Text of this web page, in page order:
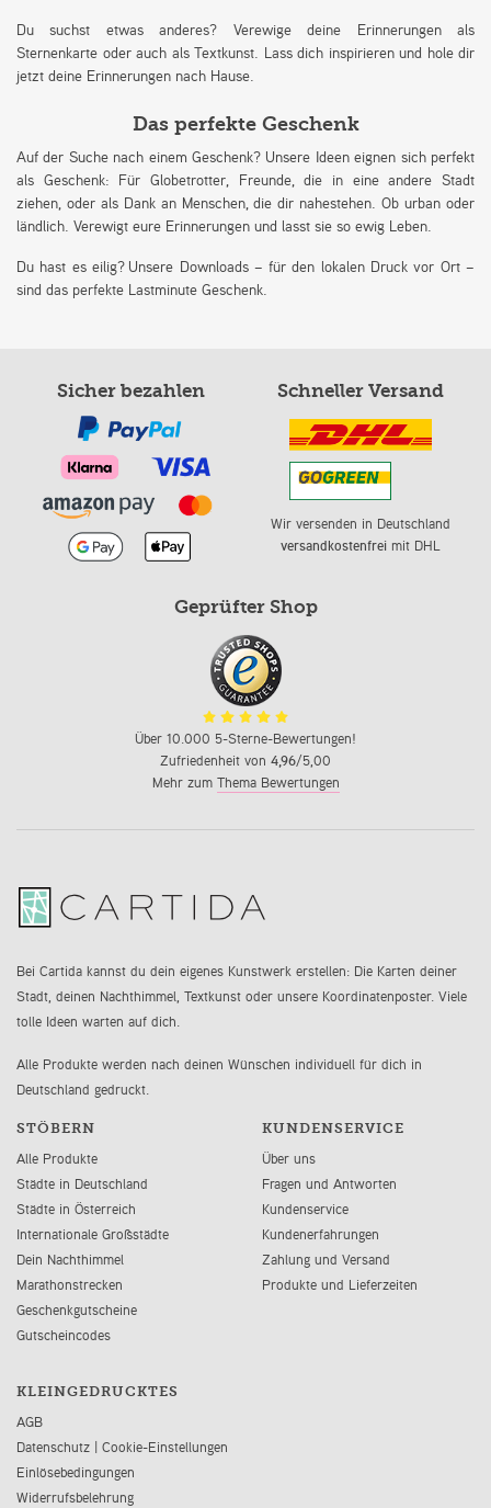
Du suchst etwas anderes? Verewige deine Erinnerungen als
Sternenkarte oder auch als Textkunst. Lass dich inspirieren und hole dir
jetzt deine Erinnerungen nach Hause.
Das perfekte Geschenk
Auf der Suche nach einem Geschenk? Unsere Ideen eignen sich perfekt
als Geschenk: Für Globetrotter, Freunde, die in eine andere Stadt
ziehen, oder als Dank an Menschen, die dir nahestehen. Ob urban oder
ländlich. Verewigt eure Erinnerungen und lasst sie so ewig Leben.
Du hast es eilig? Unsere Downloads – für den lokalen Druck vor Ort –
sind das perfekte Lastminute Geschenk.
Sicher bezahlen Schneller Versand
Wir versenden in Deutschland
versandkostenfreimit DHL
Geprüfter Shop
Über 10.000 5-Sterne-Bewertungen!
Zufriedenheit von 4,96/5,00
Mehr zum Thema Bewertungen
Bei Cartida kannst du dein eigenes Kunstwerk erstellen: Die Karten deiner
Stadt, deinen Nachthimmel, Textkunst oder unsere Koordinatenposter. Viele
tolle Ideen warten auf dich.
Alle Produkte werden nach deinen Wünschen individuell für dich in
Deutschland gedruckt.
STÖBERN
Alle Produkte
Städte in Deutschland
Städte in Österreich
Internationale Großstädte
Dein Nachthimmel
Marathonstrecken
Geschenkgutscheine
Gutscheincodes
KUNDENSERVICE
Über uns
Fragen und Antworten
Kundenservice
Kundenerfahrungen
Zahlung und Versand
Produkte und Lieferzeiten
KLEINGEDRUCKTES
AGB
Datenschutz | Cookie-Einstellungen
Einlösebedingungen
Widerrufsbelehrung